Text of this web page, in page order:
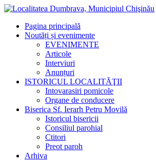
Pagina principală
Noutăți și evenimente
EVENIMENTE
Articole
Interviuri
Anunțuri
ISTORICUL LOCALITĂŢII
Intovarasiri pomicole
Organe de conducere
Biserica Sf. Ierarh Petru Movilă
Istoricul bisericii
Consiliul parohial
Ctitori
Preot paroh
Arhiva